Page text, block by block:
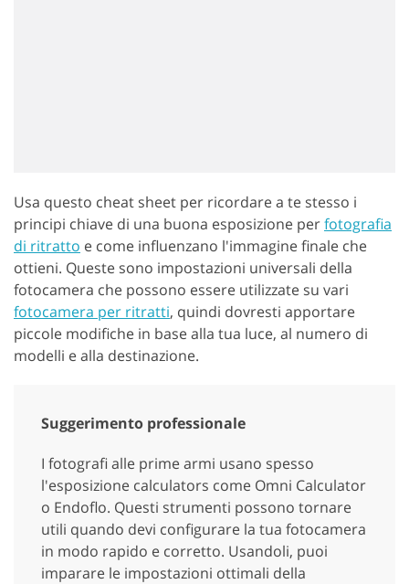
Usa questo cheat sheet per ricordare a te stesso i
principi chiave di una buona esposizione perfotografia
di ritratto e come influenzano l'immagine finale che
ottieni. Queste sono impostazioni universali della
fotocamera che possono essere utilizzate su vari
fotocamera per ritratti, quindi dovresti apportare
piccole modifiche in base alla tua luce, al numero di
modelli e alla destinazione.
Suggerimento professionale
I fotografi alle prime armi usano spesso
l'esposizione calculators come Omni Calculator
o Endoflo. Questi strumenti possono tornare
utili quando devi configurare la tua fotocamera
in modo rapido e corretto. Usandoli, puoi
imparare le impostazioni ottimali della